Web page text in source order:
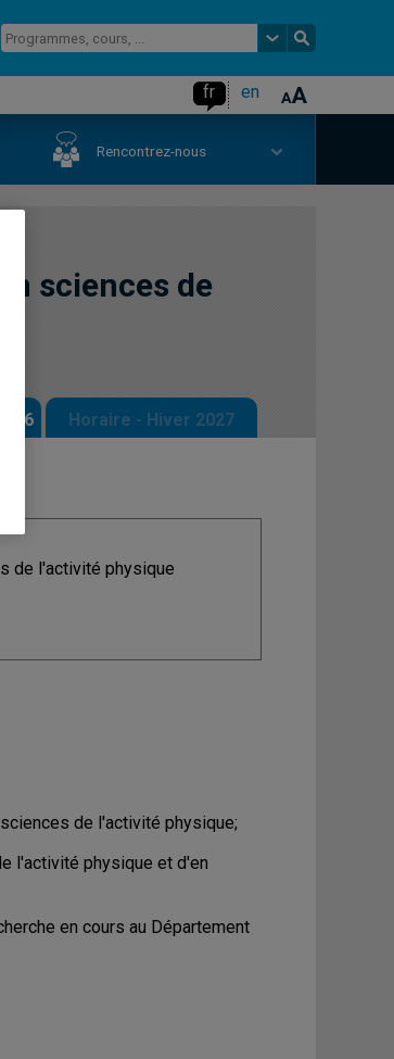
fr en
Rencontrez-nous
sciences de
Horaire - Hiver 2027
de l'activité physique
de l'activité physique;
l'activité physique et d'en
en cours au Département